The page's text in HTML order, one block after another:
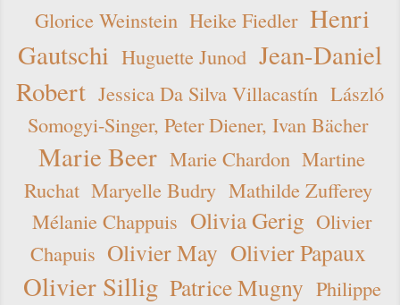
Glorice Weinstein Heike Fiedler Henri
Gautschi Huguette Junod Jean-Daniel
Robert Jessica Da Silva Villacastín László
Somogyi-Singer, Peter Diener, Ivan Bächer
Marie Beer Marie Chardon Martine
Ruchat Maryelle Budry Mathilde Zufferey
Mélanie Chappuis Olivia Gerig Olivier
Chapuis Olivier May Olivier Papaux
Olivier Sillig Patrice Mugny Philippe